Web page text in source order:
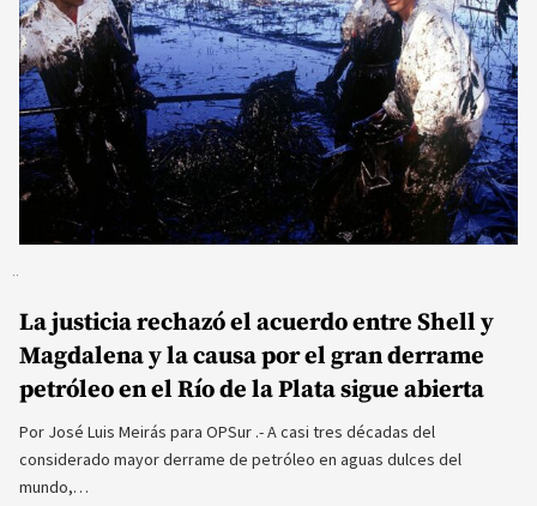
La justicia rechazó el acuerdo entre Shell y
Magdalena y la causa por el gran derrame
petróleo en el Río de la Plata sigue abierta
Por José Luis Meirás para OPSur .- A casi tres décadas del
considerado mayor derrame de petróleo en aguas dulces del
mundo,…